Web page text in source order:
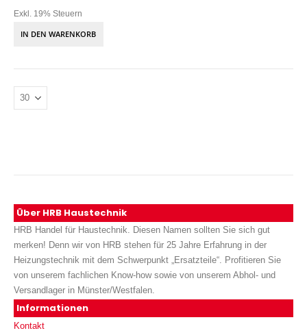
Exkl. 19% Steuern
IN DEN WARENKORB
Über HRB Haustechnik
HRB Handel für Haustechnik. Diesen Namen sollten Sie sich gut
merken! Denn wir von HRB stehen für 25 Jahre Erfahrung in der
Heizungstechnik mit dem Schwerpunkt „Ersatzteile“. Profitieren Sie
von unserem fachlichen Know-how sowie von unserem Abhol- und
Versandlager in Münster/Westfalen.
Informationen
Kontakt